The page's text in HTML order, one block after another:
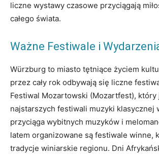
liczne wystawy czasowe przyciągają
całego świata.
Ważne Festiwale i
Würzburg to miasto tętniące życiem
przez cały rok odbywają się liczne
Festiwal Mozartowski (Mozartfest), który
najstarszych festiwali muzyki klasycznej
przyciąga wybitnych muzyków i
latem organizowane są festiwale winne,
tradycje winiarskie regionu. Dni